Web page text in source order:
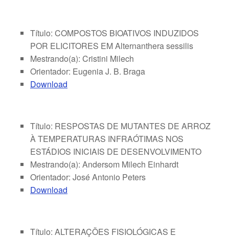
Título: COMPOSTOS BIOATIVOS INDUZIDOS
POR ELICITORES EM Alternanthera sessilis
Mestrando(a): Cristini Milech
Orientador: Eugenia J. B. Braga
Download
Título: RESPOSTAS DE MUTANTES DE ARROZ
À TEMPERATURAS INFRAÓTIMAS NOS
ESTÁDIOS INICIAIS DE DESENVOLVIMENTO
Mestrando(a): Andersom Milech Einhardt
Orientador: José Antonio Peters
Download
Título: ALTERAÇÕES FISIOLÓGICAS E